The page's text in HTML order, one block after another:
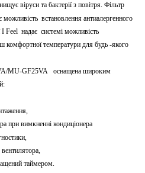
віруси та бактерії з повітря. Фільтр
встановлення антиалергенного
I Feel надає системі можливість
комфортної температури для будь -якого
GF25VA оснащена широким
при вимкненні кондиціонера
таймером.